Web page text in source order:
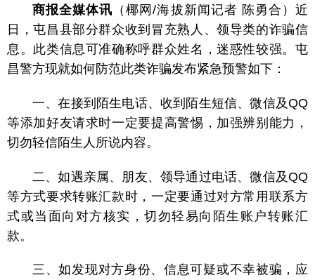
商报全媒体讯 （椰网/海拔新闻记者 陈勇合）近
日，屯昌县部分群众收到冒充熟人、领导类的诈骗信
息。此类信息可准确称呼群众姓名，迷惑性较强。屯
昌警方现就如何防范此类诈骗发布紧急预警如下：
一、在接到陌生电话、收到陌生短信、微信及QQ
等添加好友请求时一定要提高警惕，加强辨别能力，
切勿轻信陌生人所说内容。
二、如遇亲属、朋友、领导通过电话、微信及QQ
等方式要求转账汇款时，一定要通过对方常用联系方
式或当面向对方核实，切勿轻易向陌生账户转账汇
款。
三、如发现对方身份、信息可疑或不幸被骗，应